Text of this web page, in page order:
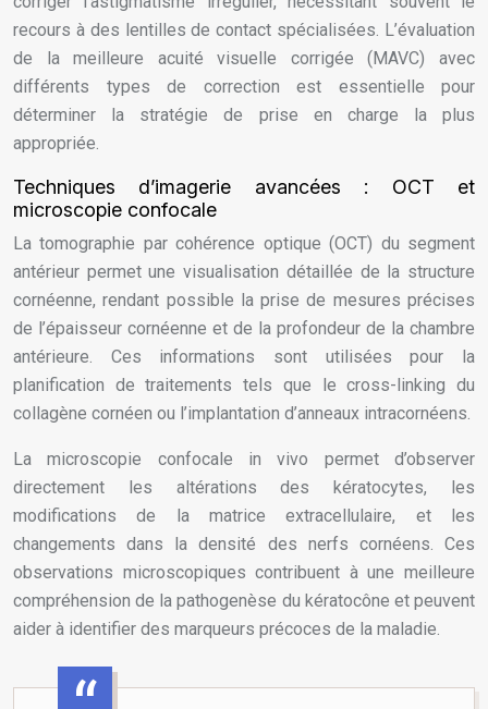
recours à des lentilles de contact spécialisées. L’évaluation
de la meilleure acuité visuelle corrigée (MAVC) avec
différents types de correction est essentielle pour
déterminer la stratégie de prise en charge la plus
appropriée.
Techniques d’imagerie avancées : OCT et
microscopie confocale
La tomographie par cohérence optique (OCT) du segment
antérieur permet une visualisation détaillée de la structure
cornéenne, rendant possible la prise de mesures précises
de l’épaisseur cornéenne et de la profondeur de la chambre
antérieure. Ces informations sont utilisées pour la
planification de traitements tels que le cross-linking du
collagène cornéen ou l’implantation d’anneaux intracornéens.
La microscopie confocale in vivo permet d’observer
directement les altérations des kératocytes, les
modifications de la matrice extracellulaire, et les
changements dans la densité des nerfs cornéens. Ces
observations microscopiques contribuent à une meilleure
compréhension de la pathogenèse du kératocône et peuvent
aider à identifier des marqueurs précoces de la maladie.